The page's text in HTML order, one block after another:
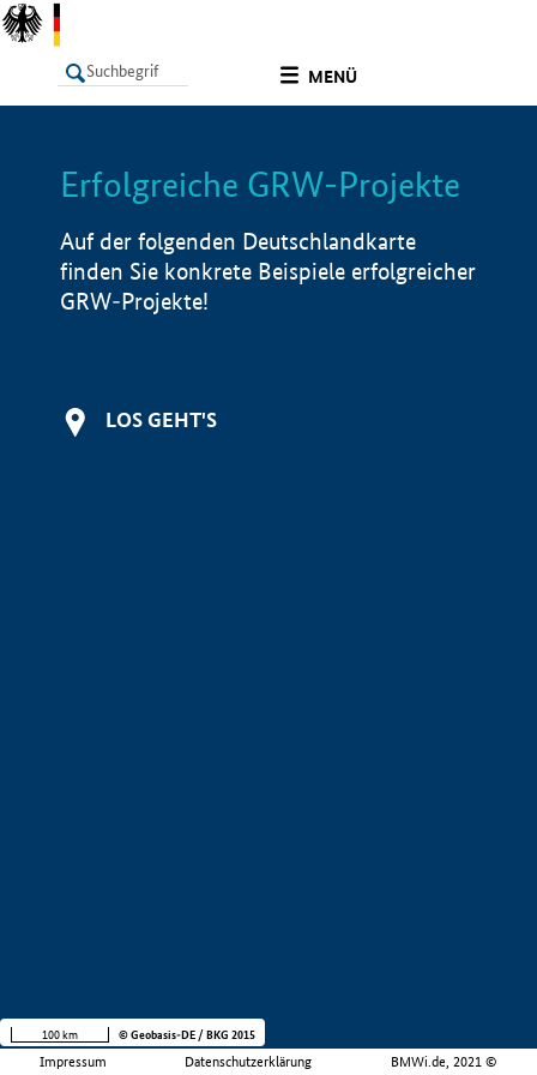
MENÜ
LISTE Info
Erfolgreiche GRW-Projekte
Auf der folgenden Deutschlandkarte
finden Sie konkrete Beispiele erfolgreicher
GRW-Projekte!
LOS GEHT'S
Impressum Datenschutzerklärung BMWi.de, 2021 ©
100 km © Geobasis-DE / BKG 2015